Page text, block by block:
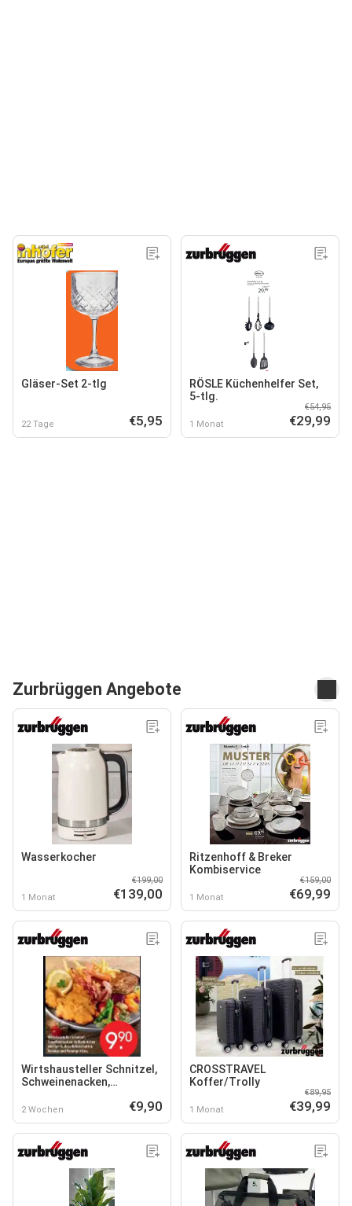
Gläser-Set 2-tlg
22 Tage €5,95
RÖSLE Küchenhelfer Set,
5-tlg.
1 Monat
€54,95
€29,99
Zurbrüggen Angebote
Wasserkocher
1 Monat
€199,00
€139,00
Ritzenhoff & Breker
Kombiservice
1 Monat
€159,00
€69,99
Wirtshausteller Schnitzel,
Schweinenacken,
2 Wochen €9,90
CROSSTRAVEL
Koffer/Trolly
1 Monat
€89,95
€39,99